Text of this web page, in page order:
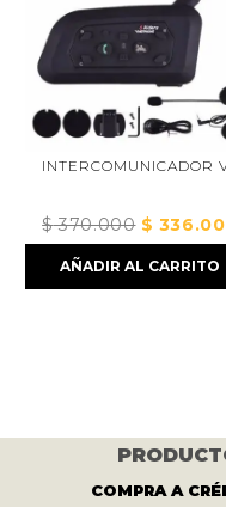
INTERCOMUNICADOR
$370.000 El
precio
original
$
AÑADIR AL CARRITO
COMPRA A